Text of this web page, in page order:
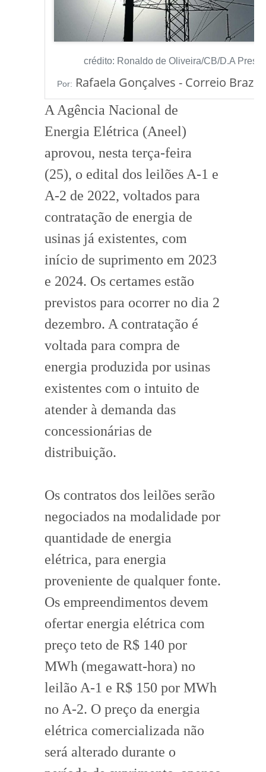
crédito: Ronaldo de Oliveira/CB/D.A Press
Por: Rafaela Gonçalves - Correio
A Agência Nacional de
Energia Elétrica (Aneel)
aprovou, nesta terça-feira
(25), o edital dos leilões A-1 e
A-2 de 2022, voltados para
contratação de energia de
usinas já existentes, com
início de suprimento em 2023
e 2024. Os certames estão
previstos para ocorrer no dia 2
dezembro. A contratação é
voltada para compra de
energia produzida por usinas
existentes com o intuito de
atender à demanda das
concessionárias de
distribuição.
Os contratos dos leilões serão
negociados na modalidade por
quantidade de energia
elétrica, para energia
proveniente de qualquer fonte.
Os empreendimentos devem
ofertar energia elétrica com
preço teto de R$ 140 por
MWh (megawatt-hora) no
leilão A-1 e R$ 150 por MWh
no A-2. O preço da energia
elétrica comercializada não
será alterado durante o